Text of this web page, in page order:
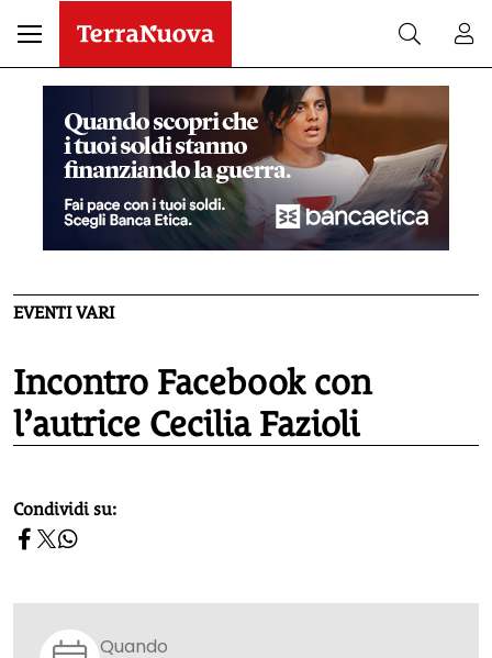
EVENTI VARI
Incontro Facebook con
l’autrice Cecilia Fazioli
homepage h2
Condividi su:
Quando